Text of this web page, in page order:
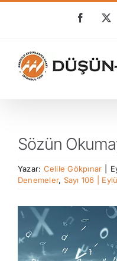
Facebook
X
Sözün
Yazar: Celile Gökpınar
Denemeler, Sayı 106 |